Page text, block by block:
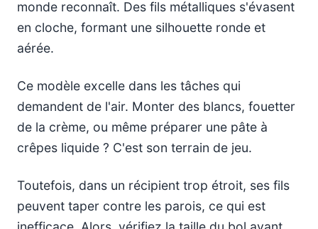
monde reconnaît. Des fils métalliques s'évasent
en cloche, formant une silhouette ronde et
aérée.
Ce modèle excelle dans les tâches qui
demandent de l'air. Monter des blancs, fouetter
de la crème, ou même préparer une pâte à
crêpes liquide ? C'est son terrain de jeu.
Toutefois, dans un récipient trop étroit, ses fils
peuvent taper contre les parois, ce qui est